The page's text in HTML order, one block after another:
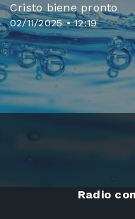
02/11/2025 • 12:19
Cristo biene pronto
Radio